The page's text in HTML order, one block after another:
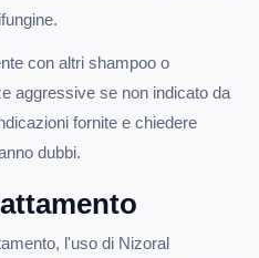
con altri shampoo o
aggressive se non indicato da
fornite e chiedere
dubbi.
l'uso di Nizoral